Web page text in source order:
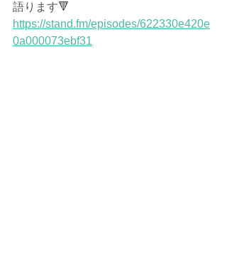
語ります🔻
https://stand.fm/episodes/622330e420e
0a000073ebf31